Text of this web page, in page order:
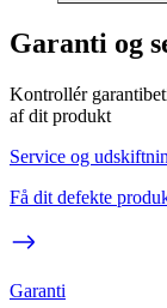
Garanti og
Kontrollér
af dit produkt
Service og
Få dit defekte
Garanti